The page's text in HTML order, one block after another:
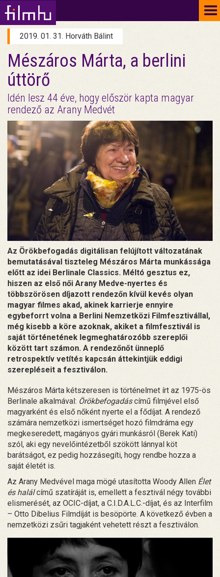
2019. 01. 31. Horváth Bálint
Mészáros Márta, a berlini
úttörő
Idén lesz 44 éve, hogy először kapta magyar
rendező az Arany Medvét
Az Örökbefogadás digitálisan felújított változatának
bemutatásával tiszteleg Mészáros Márta munkássága
előtt az idei Berlinale Classics. Méltó gesztus ez,
hiszen az első női Arany Medve-nyertes és
többszörösen díjazott rendezőn kívül kevés olyan
magyar filmes akad, akinek karrierje ennyire
egybeforrt volna a Berlini Nemzetközi Filmfesztivállal,
még kisebb a köre azoknak, akiket a filmfesztivál is
saját történetének legmeghatározóbb szereplői
között tart számon. A rendezőnőt ünneplő
retrospektív vetítés kapcsán áttekintjük eddigi
szerepléseit a fesztiválon.
Mészáros Márta kétszeresen is történelmet írt az 1975-ös
Berlinale alkalmával: Örökbefogadáscímű filmjével első
magyarként és első nőként nyerte el a fődíjat. A rendező
számára nemzetközi ismertséget hozó filmdráma egy
megkeseredett, magányos gyári munkásról (Berek Kati)
szól, aki egy nevelőintézetből szökött lánnyal köt
barátságot, ez pedig hozzásegíti, hogy rendbe hozza a
saját életét is.
Az Arany Medvével maga mögé utasította Woody Allen Élet
és halálcímű szatíráját is, emellett a fesztivál négy további
elismerését, az OCIC-díjat, a C.I.D.A.L.C.-díjat, és az Interfilm
– Otto Dibelius Filmdíját is besöpörte. A következő évben a
nemzetközi zsűri tagjaként vehetett részt a fesztiválon.